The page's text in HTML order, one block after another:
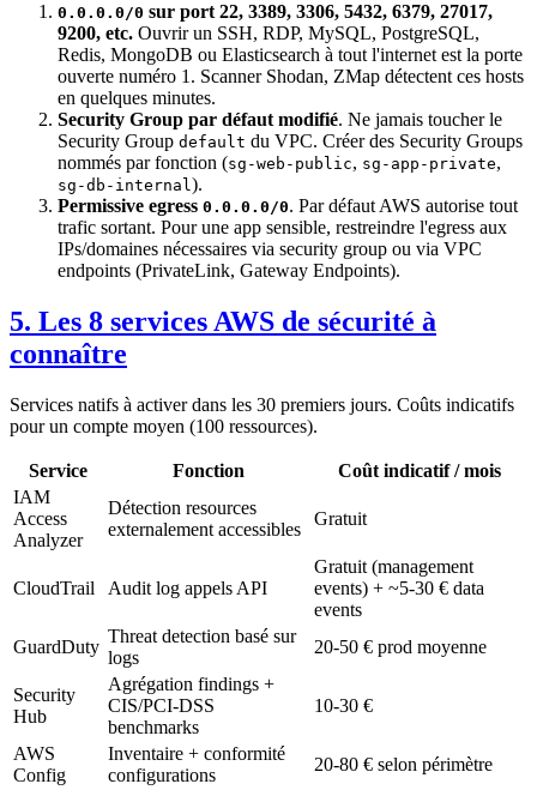
0.0.0.0/0 sur port 22, 3389, 3306, 5432, 6379, 27017,
9200, etc. Ouvrir un SSH, RDP, MySQL, PostgreSQL,
Redis, MongoDB ou Elasticsearch à tout l'internet est la porte
ouverte numéro 1. Scanner Shodan, ZMap détectent ces hosts
en quelques minutes.
Security Group par défaut modifié. Ne jamais toucher le
Security Group default du VPC. Créer des Security Groups
nommés par fonction (sg-web-public, sg-app-private,
sg-db-internal).
Permissive egress 0.0.0.0/0. Par défaut AWS autorise tout
trafic sortant. Pour une app sensible, restreindre l'egress aux
IPs/domaines nécessaires via security group ou via VPC
endpoints (PrivateLink, Gateway Endpoints).
5. Les 8 services AWS de sécurité à
connaître
Services natifs à activer dans les 30 premiers jours. Coûts indicatifs
pour un compte moyen (100 ressources).
Service Fonction
Coût indicatif / mois
IAM
Access
Analyzer
Détection resources
externalement accessibles
Gratuit
CloudTrail Audit log appels API
Gratuit (management
events) + ~5-30 € data
events
GuardDuty
Threat detection basé sur
logs
20-50 € prod moyenne
Security
Hub
Agrégation findings +
CIS/PCI-DSS
benchmarks
10-30 €
AWS
Config
Inventaire + conformité
configurations
20-80 € selon périmètre